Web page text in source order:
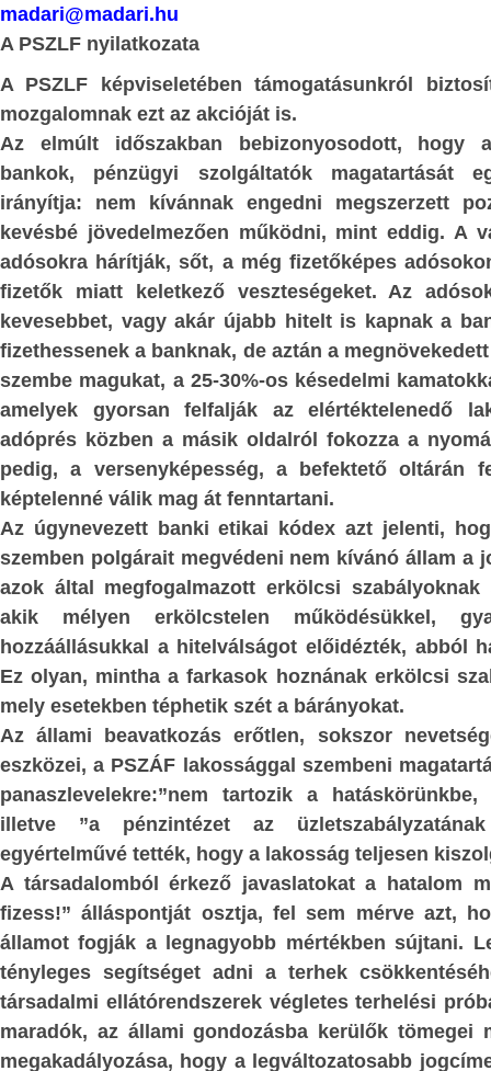
tevékenységről
meghatározás,
értékítélet
nyilvánította ki,
természetét,
meg, és ennek
kategórikus
váltak,
magától
lehetne sorolni,
bizonyos
területek elvárt
sem gyakorlati
hogy az adott
magának a
fakad, és
működő
a célszerű
ezek a
szép, igaz,
kétségtelenül,
jellemezni az
propagandájában azok a
„keresztény” érvek a migráns-
Részvétre, szolidaritásra, morális
hivatkoznak most.
Krisztusból és a kereszténységből,
szégyent hozva a fehér
hirtelenjében az emberek szívében
meglévő együttérzés, segítőkészség
építve folytatnak propagandát
szomjazó-éhező tömegeinek európai
érdekében.
Ismerve e körök jellemrajzát és
tetteit, teljességgel kizárható, hogy
követőkké váltak volna.
Akkor pedig mi vezeti őket?
A kirakatember
kirakatszólamai,
háttércselekedeteinek
időszerű a kérdés: valójában miben
Mit kell végrehajtania?
Aztán lassan kirajzolódtak valós
Lerabolni való már nem nagyon van,
ami még maradt, pénzhatalmi
rajta tartják a kezüket. Igazán már
üzlet.
A nagy üzlet az, ha Afrika és Ázsia
éhező százmillióiból
csinálnak, akik maguk, és
beláthatatlan távlatokban
pénzhatalmi körök hasznára. Az ehhez
infrastruktúrális-logisztikai-
Afrika és Ázsia érintett területein
értelmetlen és irtózatosan költséges
madari@madari.hu
A PSZLF nyilatkozata
A PSZLF képviseletében támogatásunkról
mozgalomnak ezt az akcióját is.
Az elmúlt időszakban bebizonyosodott, hogy
bankok, pénzügyi szolgáltatók magatartását
irányítja: nem kívánnak engedni megszerzett
kevésbé jövedelmezően működni, mint eddig. A
adósokra hárítják, sőt, a még fizetőképes
fizetők miatt keletkező veszteségeket. Az
kevesebbet, vagy akár újabb hitelt is kapnak a
fizethessenek a banknak, de aztán a
szembe magukat, a 25-30%-os késedelmi
amelyek gyorsan felfalják az elértéktelenedő
adóprés közben a másik oldalról fokozza a
pedig, a versenyképesség, a befektető oltárán
képtelenné válik mag át fenntartani.
Az úgynevezett banki etikai kódex azt jelenti,
szemben polgárait megvédeni nem kívánó állam a
azok által megfogalmazott erkölcsi
akik mélyen erkölcstelen működésükkel,
hozzáállásukkal a hitelválságot előidézték, abból
Ez olyan, mintha a farkasok hoznának erkölcsi
mely esetekben téphetik szét a bárányokat.
Az állami beavatkozás erőtlen, sokszor
eszközei, a PSZÁF lakossággal szembeni
panaszlevelekre:”nem tartozik a
illetve ”a pénzintézet az
egyértelművé tették, hogy a lakosság teljesen
A társadalomból érkező javaslatokat a hatalom
fizess!” álláspontját osztja, fel sem mérve azt,
államot fogják a legnagyobb mértékben sújtani.
tényleges segítséget adni a terhek
társadalmi ellátórendszerek végletes terhelési
maradók, az állami gondozásba kerülők tömegei
megakadályozása, hogy a legváltozatosabb